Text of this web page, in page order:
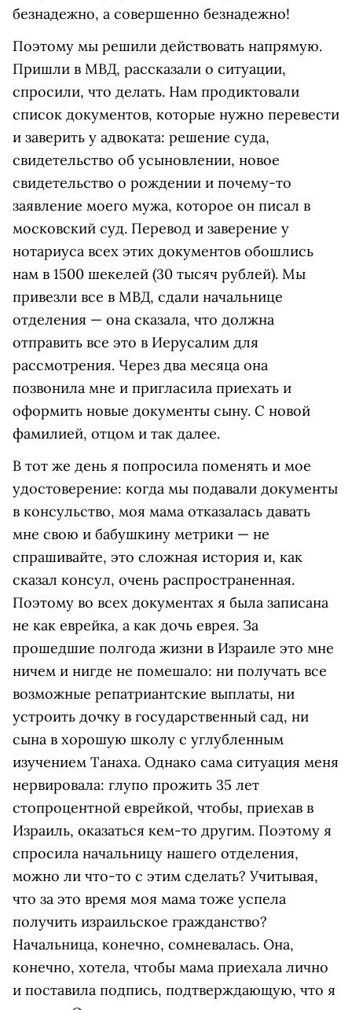
безнадежно, а совершенно безнадежно!
Поэтому мы решили действовать напрямую.
Пришли в МВД, рассказали о ситуации,
спросили, что делать. Нам продиктовали
список документов, которые нужно перевести
и заверить у адвоката: решение суда,
свидетельство об усыновлении, новое
свидетельство о рождении и почему-то
заявление моего мужа, которое он писал в
московский суд. Перевод и заверение у
нотариуса всех этих документов обошлись
нам в 1500 шекелей (30 тысяч рублей). Мы
привезли все в МВД, сдали начальнице
отделения — она сказала, что должна
отправить все это в Иерусалим для
рассмотрения. Через два месяца она
позвонила мне и пригласила приехать и
оформить новые документы сыну. С новой
фамилией, отцом и так далее.
В тот же день я попросила поменять и мое
удостоверение: когда мы подавали документы
в консульство, моя мама отказалась давать
мне свою и бабушкину метрики — не
спрашивайте, это сложная история и, как
сказал консул, очень распространенная.
Поэтому во всех документах я была записана
не как еврейка, а как дочь еврея. За
прошедшие полгода жизни в Израиле это мне
ничем и нигде не помешало: ни получать все
возможные репатриантские выплаты, ни
устроить дочку в государственный сад, ни
сына в хорошую школу с углубленным
изучением Танаха. Однако сама ситуация меня
нервировала: глупо прожить 35 лет
стопроцентной еврейкой, чтобы, приехав в
Израиль, оказаться кем-то другим. Поэтому я
спросила начальницу нашего отделения,
можно ли что-то с этим сделать? Учитывая,
что за это время моя мама тоже успела
получить израильское гражданство?
Начальница, конечно, сомневалась. Она,
конечно, хотела, чтобы мама приехала лично
и поставила подпись, подтверждающую, что я